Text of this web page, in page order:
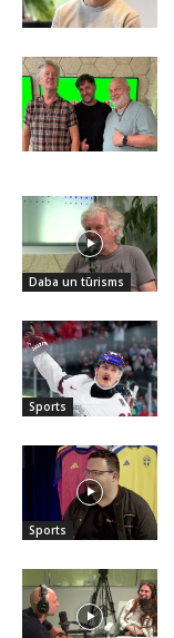
Daba un tūrisms
Sports
Sports